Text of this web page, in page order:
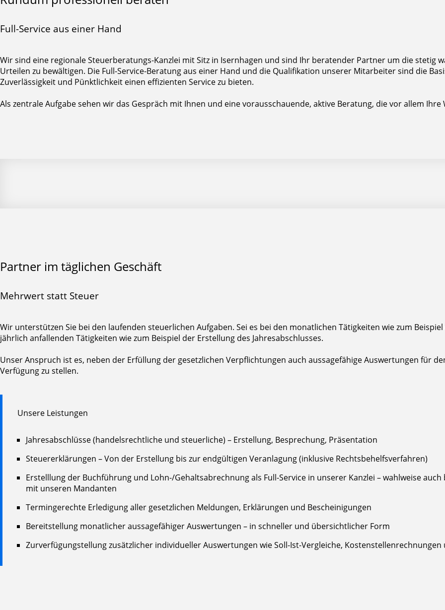
Full-Service aus einer Hand
Wir sind eine regionale Steuerberatungs-Kanzlei mit Sitz in Isernhagen und sind Ihr beratender Partner um die stetig
Urteilen zu bewältigen. Die Full-Service-Beratung aus einer Hand und die Qualifikation unserer Mitarbeiter sind die
Zuverlässigkeit und Pünktlichkeit einen effizienten Service zu bieten.
Als zentrale Aufgabe sehen wir das Gespräch mit Ihnen und eine vorausschauende, aktive Beratung, die vor allem
Partner im täglichen Geschäft
Mehrwert statt Steuer
Wir unterstützen Sie bei den laufenden steuerlichen Aufgaben. Sei es bei den monatlichen Tätigkeiten wie zum
jährlich anfallenden Tätigkeiten wie zum Beispiel der Erstellung des Jahresabschlusses.
Unser Anspruch ist es, neben der Erfüllung der gesetzlichen Verpflichtungen auch aussagefähige Auswertungen für
Verfügung zu stellen.
Unsere Leistungen
Jahresabschlüsse (handelsrechtliche und steuerliche) – Erstellung, Besprechung, Präsentation
Steuererklärungen – Von der Erstellung bis zur endgültigen Veranlagung (inklusive Rechtsbehelfsverfahren)
Erstelllung der Buchführung und Lohn-/Gehaltsabrechnung als Full-Service in unserer Kanzlei – wahlweise
mit unseren Mandanten
Termingerechte Erledigung aller gesetzlichen Meldungen, Erklärungen und Bescheinigungen
Bereitstellung monatlicher aussagefähiger Auswertungen – in schneller und übersichtlicher Form
Zurverfügungstellung zusätzlicher individueller Auswertungen wie Soll-Ist-Vergleiche, Kostenstellenrechnungen